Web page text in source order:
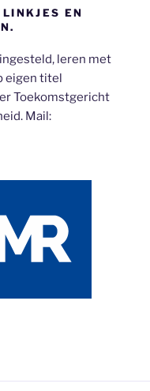
EN
leren met
eigen titel
Toekomstgericht
Mail: